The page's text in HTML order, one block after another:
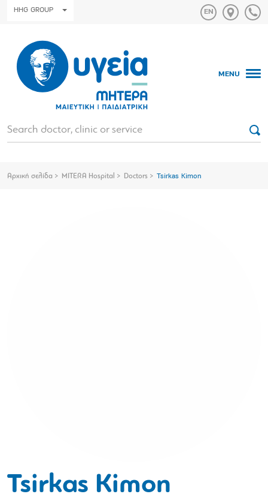
HHG GROUP
MENU
Αρχική σελίδα MITERA Hospital Doctors Tsirkas Kimon
Tsirkas Kimon